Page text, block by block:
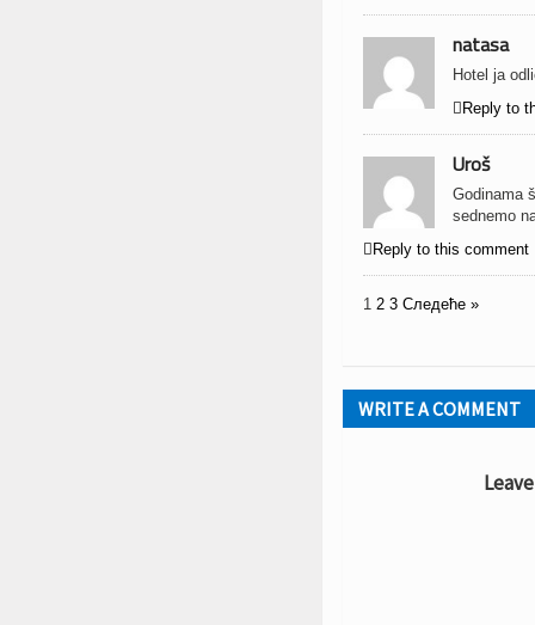
natasa
Hotel ja
 Reply to
Uroš
Godinama
sednemo
 Reply to this comment
1 2 3 Следеће »
WRITE A COMMENT